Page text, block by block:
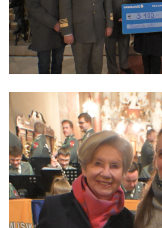
Veranstaltungen
Formulare & Downloads